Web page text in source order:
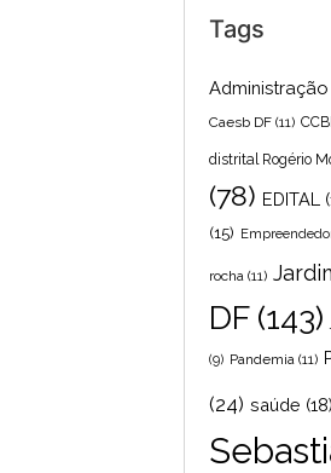
Tags
Caesb DF (11)
distrital Rogério
(78) EDITAL
(15)
rocha (11)
DF(143)
(9) Pandemia (11)
(24) saúde (18)